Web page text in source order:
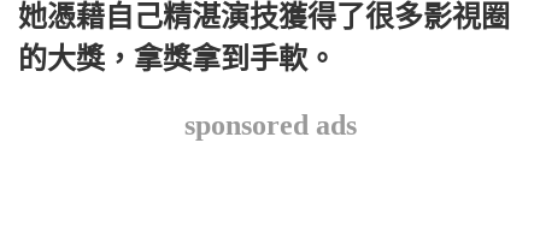
她憑藉自己精湛演技獲得了很多影視圈
的大獎，拿獎拿到手軟。
sponsored ads